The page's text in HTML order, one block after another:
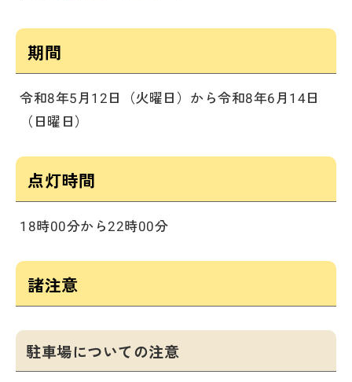
期間
令和8年5月12日（火曜日）から令和8年6月14日
（日曜日）
点灯時間
18時00分から22時00分
諸注意
駐車場についての注意